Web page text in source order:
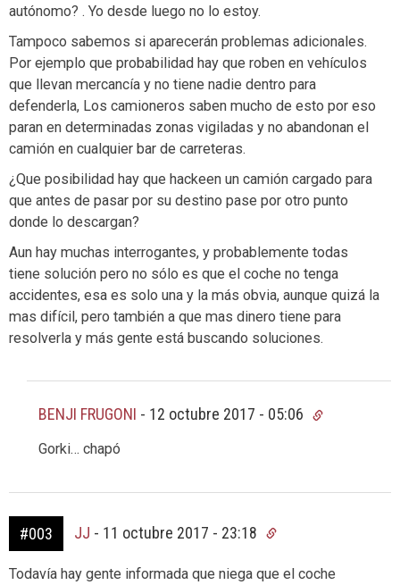
autónomo? . Yo desde luego no lo estoy.
Tampoco sabemos si aparecerán problemas adicionales.
Por ejemplo que probabilidad hay que roben en vehículos
que llevan mercancía y no tiene nadie dentro para
defenderla, Los camioneros saben mucho de esto por eso
paran en determinadas zonas vigiladas y no abandonan el
camión en cualquier bar de carreteras.
¿Que posibilidad hay que hackeen un camión cargado para
que antes de pasar por su destino pase por otro punto
donde lo descargan?
Aun hay muchas interrogantes, y probablemente todas
tiene solución pero no sólo es que el coche no tenga
accidentes, esa es solo una y la más obvia, aunque quizá la
mas difícil, pero también a que mas dinero tiene para
resolverla y más gente está buscando soluciones.
BENJI FRUGONI - 12 octubre 2017 - 05:06
Gorki… chapó
#003 JJ - 11 octubre 2017 - 23:18
Todavía hay gente informada que niega que el coche